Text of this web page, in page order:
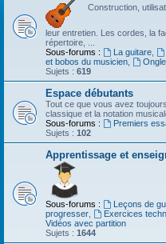
Construction,
leur entretien. Les cordes, la
répertoire, ...
Sous-forums :
La guitare,
et bobos du musicien
Sujets : 619
Espace débutants
Tout ce que vous avez
classique et la notation
Sous-forums :
Premiers
Sujets : 102
Apprentissage et
Sous-forums : Leçons de
progresser
Exercices
Vidéos avec partition
Sujets : 1644